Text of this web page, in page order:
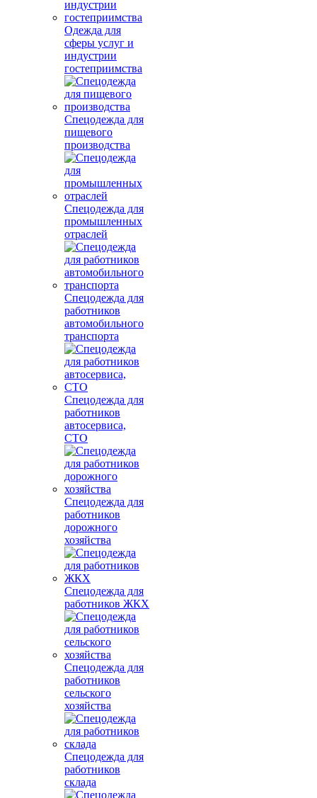
Одежда для
сферы услуг и
индустрии
гостеприимства
Спецодежда для
пищевого
производства
Спецодежда для
промышленных
отраслей
Спецодежда для
работников
автомобильного
транспорта
Спецодежда для
работников
автосервиса,
СТО
Спецодежда для
работников
дорожного
хозяйства
Спецодежда для
работников ЖКХ
Спецодежда для
работников
сельского
хозяйства
Спецодежда для
работников
склада